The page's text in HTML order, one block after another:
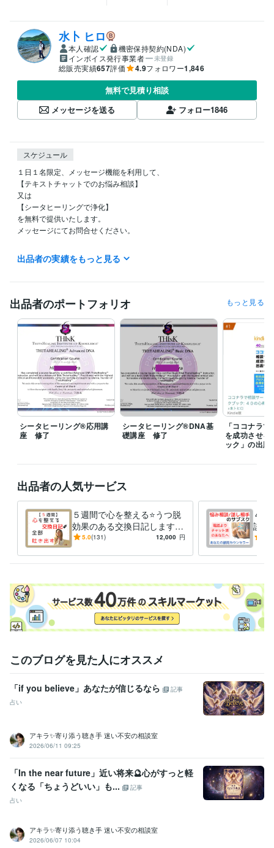
水卜 ヒロ
本人確認
機密保持契約(NDA)
インボイス発行事業者
未登録
総販売実績657評価 4.9フォロワー1,846
無料で見積り相談
メッセージを送る
フォロー1846
スケジュール
１日１名限定、メッセージ機能を利用して、
【テキストチャットでのお悩み相談】
又は
【シータヒーリングで浄化】
を無料で提供いたします。
メッセージにてお問合せください。
ご質問・ご要望などはぜひメッセージでお寄せください。
毎日チェックしていますので、最短1時間以内どんなに遅くとも24時間
以内にはお返事させていただきます！
☆電話相談の予定☆
夜19時前後に対応可能、深夜帯は対応不可のことが多いです。
（メッセージにてお問い合わせいただければ、細かい時間設定をお打ち
合わせの上、「待機中」に設定させていただきます）
（電話相談の「予約」は、毎時「00分」または「30分」しか受付できま
せんのでご注意ください。例えば10時10分とか、22時45分といったご予
約はできないシステムになっております。10時や22時30分という形での
ご予約となってしまいます。事前にダイレクトメッセージでお問い合わ
せいただければ、細かい時間設定で「待機」することも可能です）
※下記のリンクより、無料登録して電話番号認証するとココナラより100
0ポイントプレゼントされます。
https://coconala.com/invite/4F26V
経験職種
ライフスタイル・その他 / 占い師 経験年数 : 1年
ライフスタイル・その他 / カウンセラー・コーチ 経験年数 : 20年
ライフスタイル・その他 / その他 経験年数 : 2年
職歴
障害者就労支援機関 2005年1月 ~ 現在
ココナラ 2018年12月 ~ 現在
Kindle 2021年2月 ~ 現在
stand.fm 2021年4月 ~ 現在
受賞歴
術」
「ココナラで相談サービスを成功させる出品ワークブック」 Ki
ndle オークション・eコマースランキング１位 Kindle 小規模ビジネ
スに関する電子書籍ランキング１位
ホームヘルパー2級養成研修修了 取得年 : 2002年
ストレスチェック実施者養成研修修了 取得年 : 2016年
普通自動車運転免許 取得年 : 2000年
シータヒーリング®DNA基礎
ホームヘルパー2級 取得年 : 2001年
社会福祉士 取得年 : 2005年
出品者の実績をもっと見る
出品者のポートフォリオ もっと見る
シータヒーリング®応用講
座 修了
シータヒーリング®DNA基
礎講座 修了
「ココナラ
を成功させる
ック」の出版
出品者の人気サービス
５週間で心を整える⭐うつ脱
効果のある交換日記します
【通常版】気持ちを吐き出
5.0(131) 12,000 円
４
談・
『対
サブ
このブログを見た人にオススメ
「if you believe」あなたが信じるなら
記事
占い
アキラ✨寄り添う聴き手 迷い不安の相談室
2026/06/11 09:25
「In the near future」近い将来🔮心がすっと軽
くなる「ちょうどいい」も...
記事
占い
アキラ✨寄り添う聴き手 迷い不安の相談室
2026/06/07 10:04